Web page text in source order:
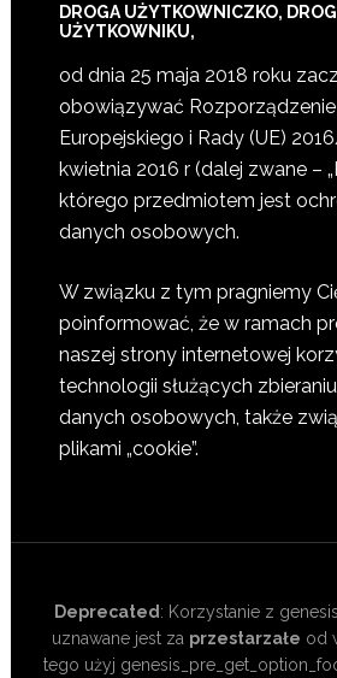
DROGA UŻYTKOWNICZKO,
UŻYTKOWNIKU,
od dnia 25 maja 2018 roku
obowiązywać
Europejskiego i Rady (UE)
kwietnia 2016 r (dalej zwane –
którego przedmiotem jest
danych osobowych.
W związku z tym pragniemy
poinformować, że w ramach
naszej strony internetowej
technologii służących
danych osobowych, także
plikami „cookie”.
Deprecated: Korzystanie z
uznawane jest za przestarzałe od
tego użyj